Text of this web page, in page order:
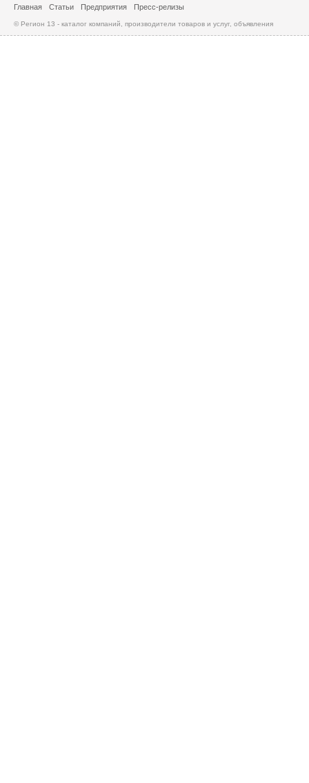
Главная Статьи Предприятия Пресс-релизы
© Регион 13 - каталог компаний, производители товаров и услуг, объявления